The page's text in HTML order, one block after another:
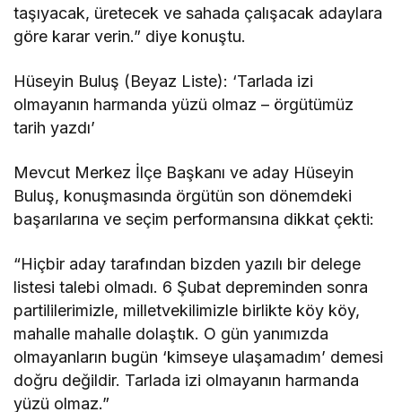
taşıyacak, üretecek ve sahada çalışacak adaylara
göre karar verin.” diye konuştu.
Hüseyin Buluş (Beyaz Liste): ‘Tarlada izi
olmayanın harmanda yüzü olmaz – örgütümüz
tarih yazdı’
Mevcut Merkez İlçe Başkanı ve aday Hüseyin
Buluş, konuşmasında örgütün son dönemdeki
başarılarına ve seçim performansına dikkat çekti:
“Hiçbir aday tarafından bizden yazılı bir delege
listesi talebi olmadı. 6 Şubat depreminden sonra
partililerimizle, milletvekilimizle birlikte köy köy,
mahalle mahalle dolaştık. O gün yanımızda
olmayanların bugün ‘kimseye ulaşamadım’ demesi
doğru değildir. Tarlada izi olmayanın harmanda
yüzü olmaz.”